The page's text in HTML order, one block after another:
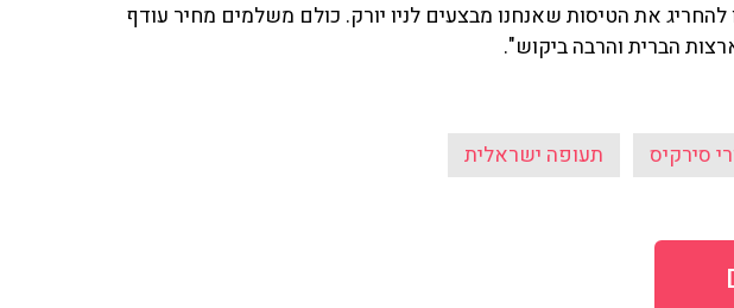
להחריג את הטיסות שאנחנו מבצעים לניו יורק. כולם משלמים מחיר עודף
הברית והרבה ביקוש".
סירקיס תעופה ישראלית